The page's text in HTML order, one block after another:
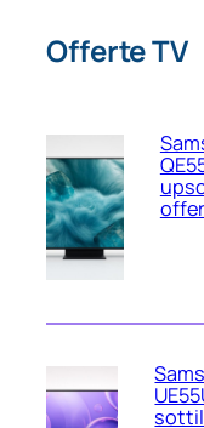
Offerte TV